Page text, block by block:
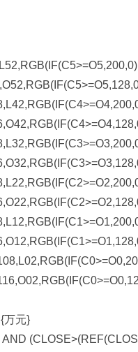
万元}